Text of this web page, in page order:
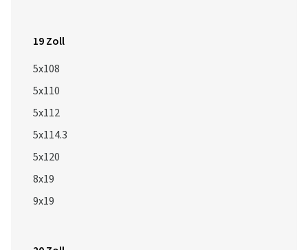
19 Zoll
5x108
5x110
5x112
5x114.3
5x120
8x19
9x19